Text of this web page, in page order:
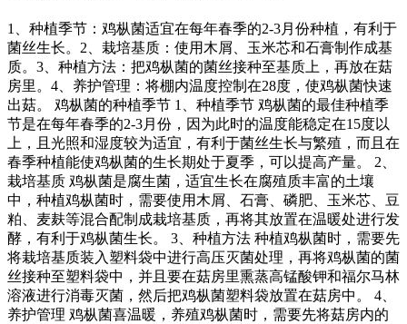
1、种植季节：鸡枞菌适宜在每年春季的2-3月份种植，有利于
菌丝生长。2、栽培基质：使用木屑、玉米芯和石膏制作成基
质。3、种植方法：把鸡枞菌的菌丝接种至基质上，再放在菇
房里。4、养护管理：将棚内温度控制在28度，使鸡枞菌快速
出菇。 鸡枞菌的种植季节 1、种植季节 鸡枞菌的最佳种植季
节是在每年春季的2-3月份，因为此时的温度能稳定在15度以
上，且光照和湿度较为适宜，有利于菌丝生长与繁殖，而且在
春季种植能使鸡枞菌的生长期处于夏季，可以提高产量。 2、
栽培基质 鸡枞菌是腐生菌，适宜生长在腐殖质丰富的土壤
中，种植鸡枞菌时，需要使用木屑、石膏、磷肥、玉米芯、豆
粕、麦麸等混合配制成栽培基质，再将其放置在温暖处进行发
酵，有利于鸡枞菌生长。 3、种植方法 种植鸡枞菌时，需要先
将栽培基质装入塑料袋中进行高压灭菌处理，再将鸡枞菌的菌
丝接种至塑料袋中，并且要在菇房里熏蒸高锰酸钾和福尔马林
溶液进行消毒灭菌，然后把鸡枞菌塑料袋放置在菇房中。 4、
养护管理 鸡枞菌喜温暖，养殖鸡枞菌时，需要先将菇房内的